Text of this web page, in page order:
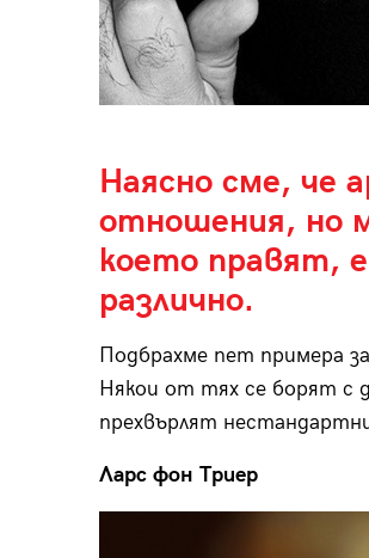
Наясно сме, че
отношения, но
което правят,
различно.
Подбрахме пет примера
Някои от тях се борят с
прехвърлят
Ларс фон Триер